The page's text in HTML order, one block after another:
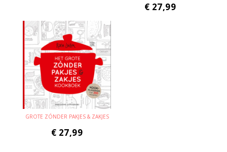
€ 27,99
GROTE ZÓNDER PAKJES & ZAKJES
€ 27,99